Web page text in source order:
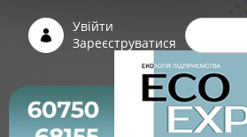
Увійти
Зареєструватися